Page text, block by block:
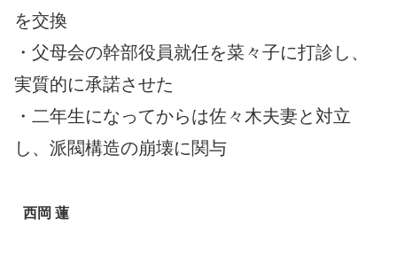
を交換
・父母会の幹部役員就任を菜々子に打診し、
実質的に承諾させた
・二年生になってからは佐々木夫妻と対立
し、派閥構造の崩壊に関与
西岡 蓮